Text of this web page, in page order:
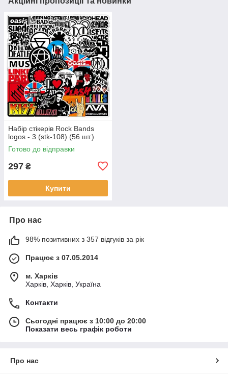
Набір стікерів Rock Bands
logos - 3 (stk-108) (56 шт.)
Готово до відправки
297 ₴
Купити
Про нас
98% позитивних з 357 відгуків за рік
Працює з 07.05.2014
м. Харків
Харків, Харків, Україна
Контакти
Сьогодні працює з 10:00 до 20:00
Показати весь графік роботи
Про нас